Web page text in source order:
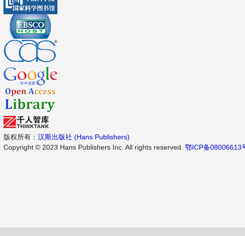
版权所有： 汉斯出版社 (Hans Publishers)
Copyright © 2023 Hans Publishers Inc. All rights reserved. 鄂ICP备08006613